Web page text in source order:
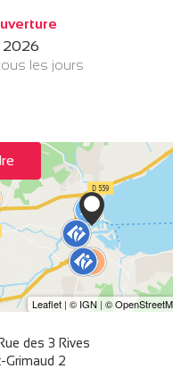
2026
les jours
des 3 Rives
Grimaud 2